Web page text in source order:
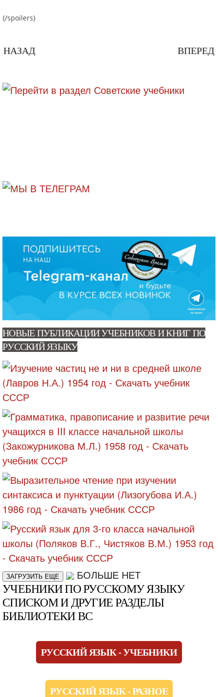
{/spoilers}
НАЗАД ВПЕРЕД
НОВЫЕ ПУБЛИКАЦИИ УЧЕБНИКОВ И КНИГ ПО
РУССКИЙ ЯЗЫКУ
ЗАГРУЗИТЬ ЕЩЕ БОЛЬШЕ НЕТ
УЧЕБНИКИ ПО РУССКОМУ ЯЗЫКУ
СПИСКОМ И ДРУГИЕ РАЗДЕЛЫ
БИБЛИОТЕКИ ВС
РУССКИЙ ЯЗЫК - УЧЕБНИКИ
РУССКИЙ ЯЗЫК - РАЗНОЕ